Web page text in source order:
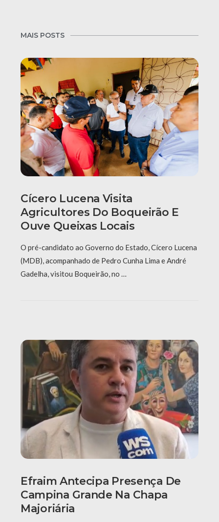
MAIS POSTS
Cícero Lucena Visita
Agricultores Do Boqueirão E
Ouve Queixas Locais
O pré-candidato ao Governo do Estado, Cícero Lucena
(MDB), acompanhado de Pedro Cunha Lima e André
Gadelha, visitou Boqueirão, no …
Efraim Antecipa Presença De
Campina Grande Na Chapa
Majoriária